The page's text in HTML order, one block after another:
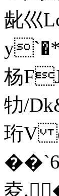
龀巛
y`�*
杨
牞/
珩V
夌.